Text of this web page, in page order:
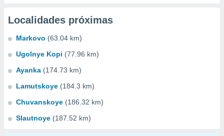
Localidades próximas
Markovo (63.04 km)
Ugolnye Kopi (77.96 km)
Ayanka (174.73 km)
Lamutskoye (184.3 km)
Chuvanskoye (186.32 km)
Slautnoye (187.52 km)